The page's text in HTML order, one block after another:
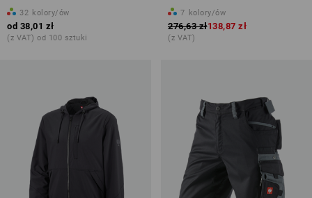
32 kolory/ów
od 38,01 zł
(z VAT) od 100 sztuki
7 kolory/ów
276,63 zł138,87 zł
(z VAT)